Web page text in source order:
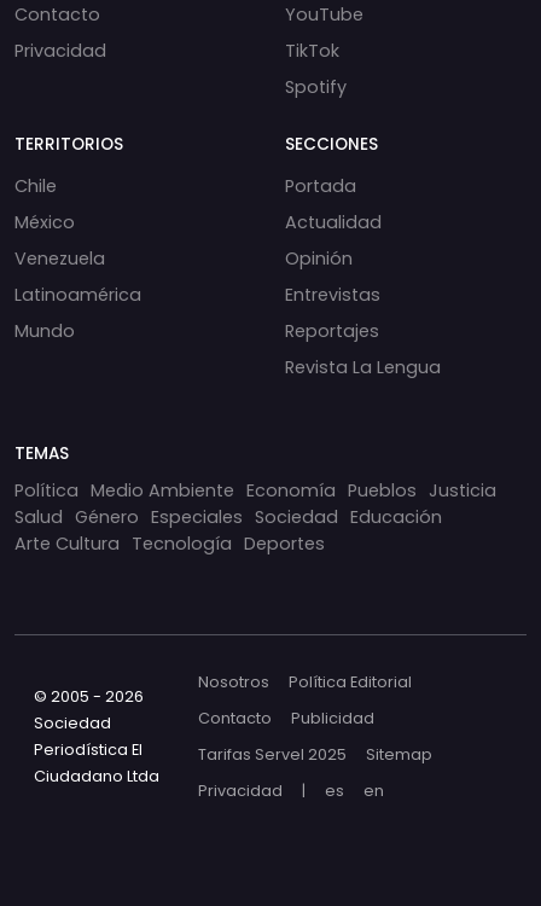
Contacto
Privacidad
YouTube
TikTok
Spotify
TERRITORIOS
Chile
México
Venezuela
Latinoamérica
Mundo
SECCIONES
Portada
Actualidad
Opinión
Entrevistas
Reportajes
Revista La Lengua
TEMAS
Política Medio Ambiente Economía Pueblos Justicia
Salud Género Especiales Sociedad Educación
Arte Cultura Tecnología Deportes
© 2005 - 2026
Sociedad
Periodística El
Ciudadano Ltda
Nosotros
Política Editorial
Contacto
Publicidad
Tarifas Servel 2025
Sitemap
Privacidad
| es en